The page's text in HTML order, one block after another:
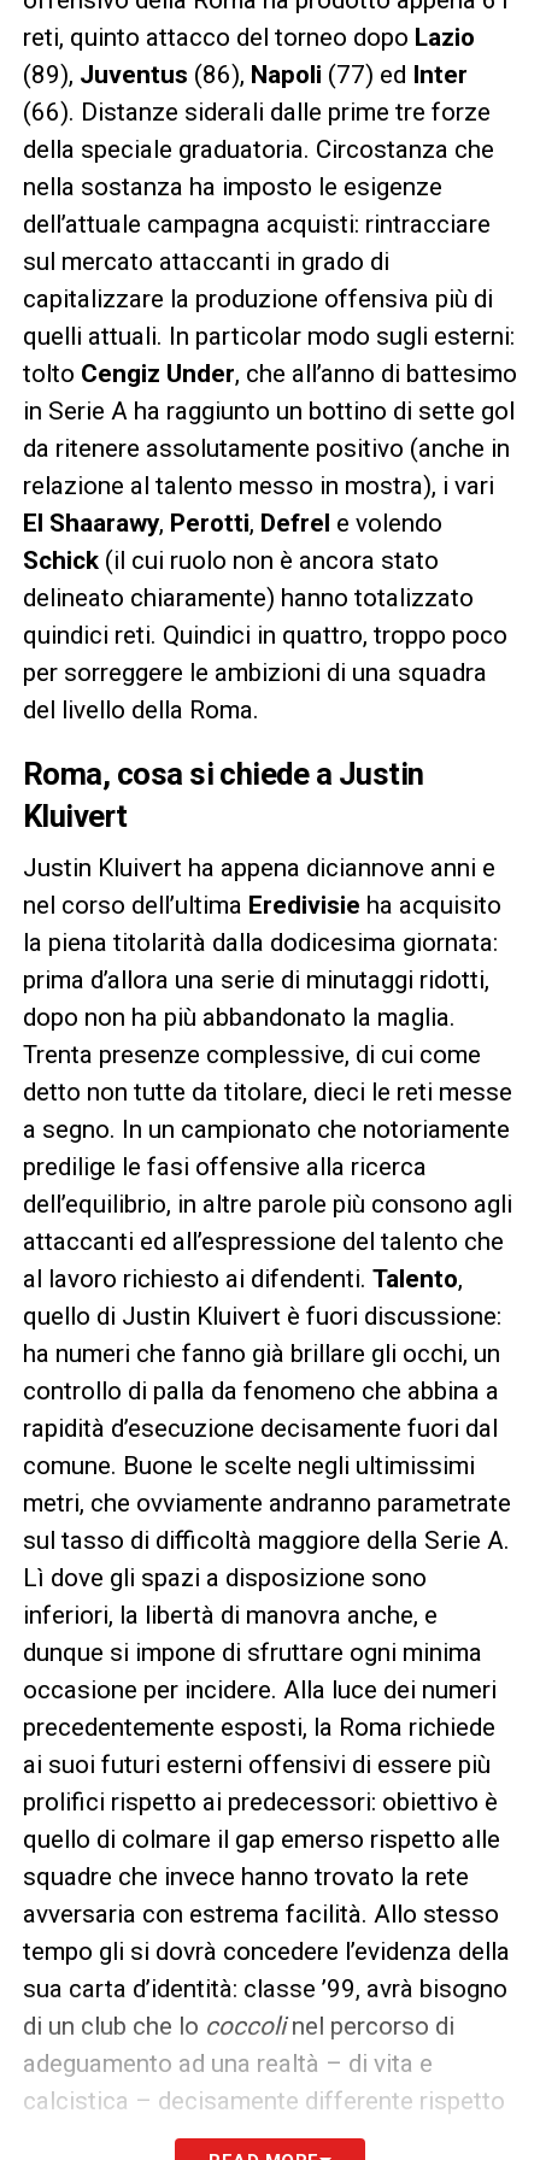
reti, quinto attacco del torneo dopo Lazio
(89), Juventus (86), Napoli (77) ed Inter
(66). Distanze siderali dalle prime tre forze
della speciale graduatoria. Circostanza che
nella sostanza ha imposto le esigenze
dell’attuale campagna acquisti: rintracciare
sul mercato attaccanti in grado di
capitalizzare la produzione offensiva più di
quelli attuali. In particolar modo sugli esterni:
tolto Cengiz Under, che all’anno di battesimo
in Serie A ha raggiunto un bottino di sette gol
da ritenere assolutamente positivo (anche in
relazione al talento messo in mostra), i vari
El Shaarawy, Perotti, Defrel e volendo
Schick(il cui ruolo non è ancora stato
delineato chiaramente) hanno totalizzato
quindici reti. Quindici in quattro, troppo poco
per sorreggere le ambizioni di una squadra
del livello della Roma.
Roma, cosa si chiede a Justin
Kluivert
Justin Kluivert ha appena diciannove anni e
nel corso dell’ultima Eredivisie ha acquisito
la piena titolarità dalla dodicesima giornata:
prima d’allora una serie di minutaggi ridotti,
dopo non ha più abbandonato la maglia.
Trenta presenze complessive, di cui come
detto non tutte da titolare, dieci le reti messe
a segno. In un campionato che notoriamente
predilige le fasi offensive alla ricerca
dell’equilibrio, in altre parole più consono agli
attaccanti ed all’espressione del talento che
al lavoro richiesto ai difendenti. Talento,
quello di Justin Kluivert è fuori discussione:
ha numeri che fanno già brillare gli occhi, un
controllo di palla da fenomeno che abbina a
rapidità d’esecuzione decisamente fuori dal
comune. Buone le scelte negli ultimissimi
metri, che ovviamente andranno parametrate
sul tasso di difficoltà maggiore della Serie A.
Lì dove gli spazi a disposizione sono
inferiori, la libertà di manovra anche, e
dunque si impone di sfruttare ogni minima
occasione per incidere. Alla luce dei numeri
precedentemente esposti, la Roma richiede
ai suoi futuri esterni offensivi di essere più
prolifici rispetto ai predecessori: obiettivo è
quello di colmare il gap emerso rispetto alle
squadre che invece hanno trovato la rete
avversaria con estrema facilità. Allo stesso
tempo gli si dovrà concedere l’evidenza della
sua carta d’identità: classe ’99, avrà bisogno
di un club che lo coccolinel percorso di
adeguamento ad una realtà – di vita e
calcistica – decisamente differente rispetto
alla sua attualità.